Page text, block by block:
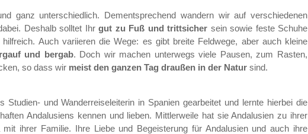
ganz unterschiedlich. Dementsprechend wandern wir auf verschiedenen
Deshalb solltet Ihrgut zu Fuß und trittsicher sein sowie feste Schuhe
Auch variieren die Wege: es gibt breite Feldwege, aber auch kleine
und bergab. Doch wir machen unterwegs viele Pausen, zum Rasten,
so dass wir meist den ganzen Tag draußen in der Natur sind.
Studien- und Wanderreiseleiterin in Spanien gearbeitet und lernte hierbei die
Andalusiens kennen und lieben. Mittlerweile hat sie Andalusien zu ihrer
ihrer Familie. Ihre Liebe und Begeisterung für Andalusien und auch ihre